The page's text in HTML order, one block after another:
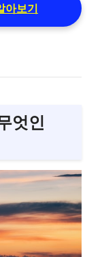
아보기
엇인